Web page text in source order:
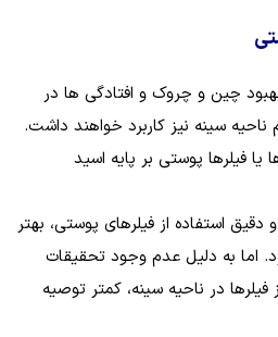
چین و چروک و افتادگی‌ ها در
سینه نیز کاربرد خواهند داشت.
فیلرها پوستی بر پایه اسید
دقیق استفاده از فیلرهای پوستی، بهتر
اما به دلیل عدم وجود تحقیقات
فیلرها در ناحیه سینه، کمتر توصیه